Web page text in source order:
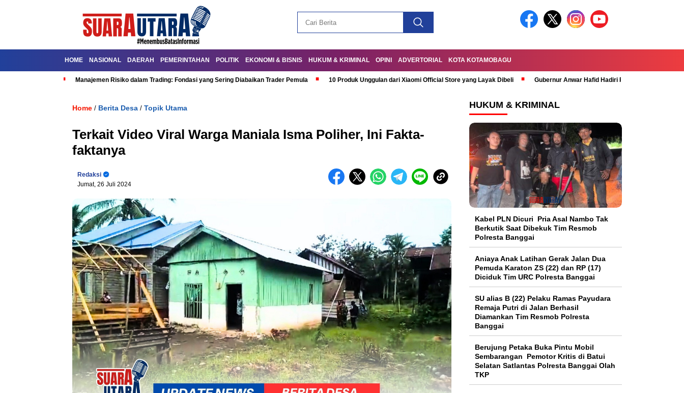
HOME NASIONAL DAERAH PEMERINTAHAN POLITIK EKONOMI & BISNIS HUKUM & KRIMINAL OPINI ADVERTORIAL KOTA KOTAMOBAGU
Manajemen Risiko dalam Trading: Fondasi yang Sering Diabaikan Trader Pemula 10 Produk Unggulan dari Xiaomi Official Store yang Layak Dibeli Gubernur Anwar Hafid Hadiri Rapat Paripurna
Home / Berita Desa / Topik Utama
Terkait Video Viral Warga Maniala Isma Poliher, Ini Fakta-
faktanya
Redaksi
Jumat, 26 Juli 2024
HUKUM & KRIMINAL
Kabel PLN Dicuri Pria Asal Nambo Tak
Berkutik Saat Dibekuk Tim Resmob
Polresta Banggai
Aniaya Anak Latihan Gerak Jalan Dua
Pemuda Karaton ZS (22) dan RP (17)
Diciduk Tim URC Polresta Banggai
SU alias B (22) Pelaku Ramas Payudara
Remaja Putri di Jalan Berhasil
Diamankan Tim Resmob Polresta
Banggai
Berujung Petaka Buka Pintu Mobil
Sembarangan Pemotor Kritis di Batui
Selatan Satlantas Polresta Banggai Olah
TKP